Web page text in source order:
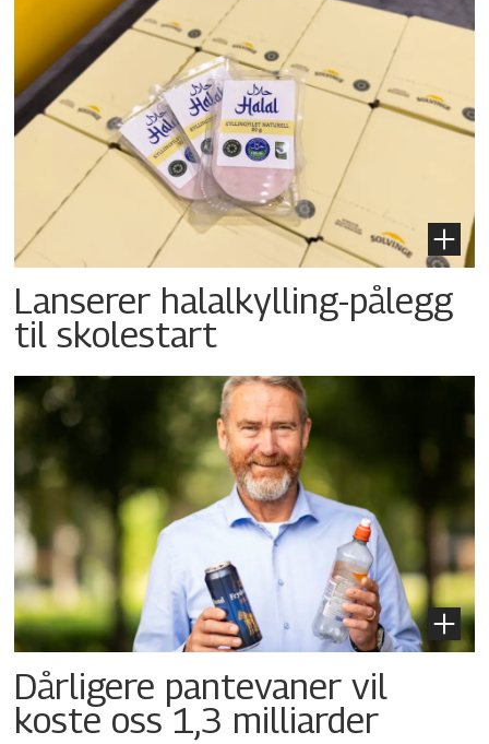
Lanserer halalkylling-­pålegg
til skolestart
Dårligere pantevaner vil
koste oss 1,3 milliarder